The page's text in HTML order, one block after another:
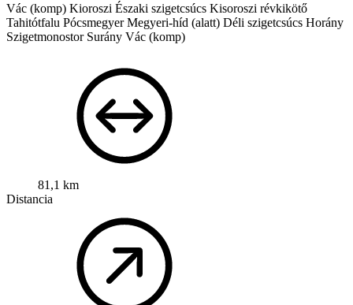
Vác (komp) Kioroszi Északi szigetcsúcs Kisoroszi révkikötő
Tahitótfalu Pócsmegyer Megyeri-híd (alatt) Déli szigetcsúcs Horány
Szigetmonostor Surány Vác (komp)
81,1 km
Distancia